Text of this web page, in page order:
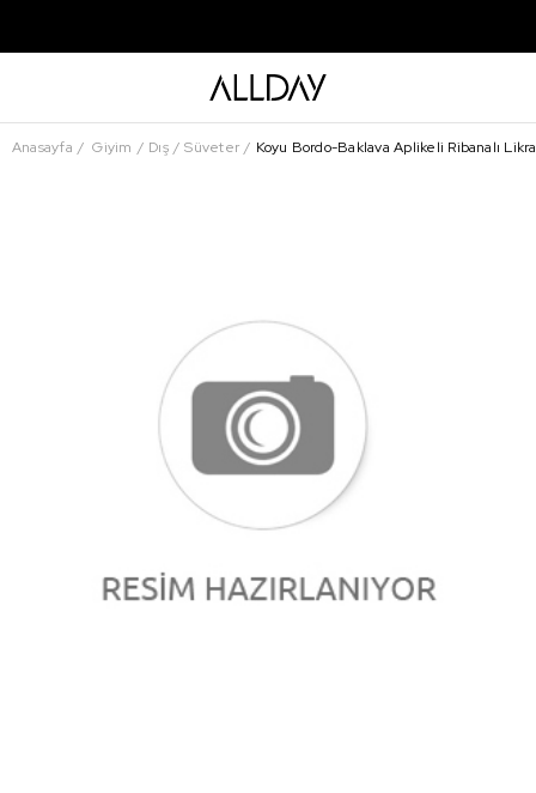
Anasayfa Giyim Dış Süveter Koyu Bordo-Baklava Aplikeli Ribanalı